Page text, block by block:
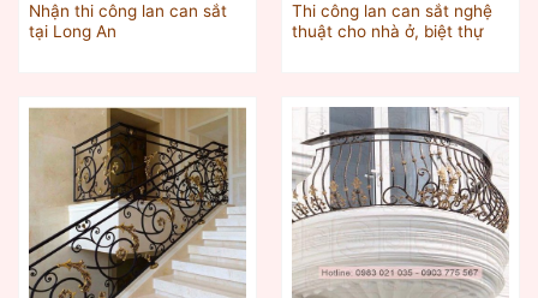
Nhận thi công lan can sắt
tại Long An
Thi công lan can sắt nghệ
thuật cho nhà ở, biệt thự